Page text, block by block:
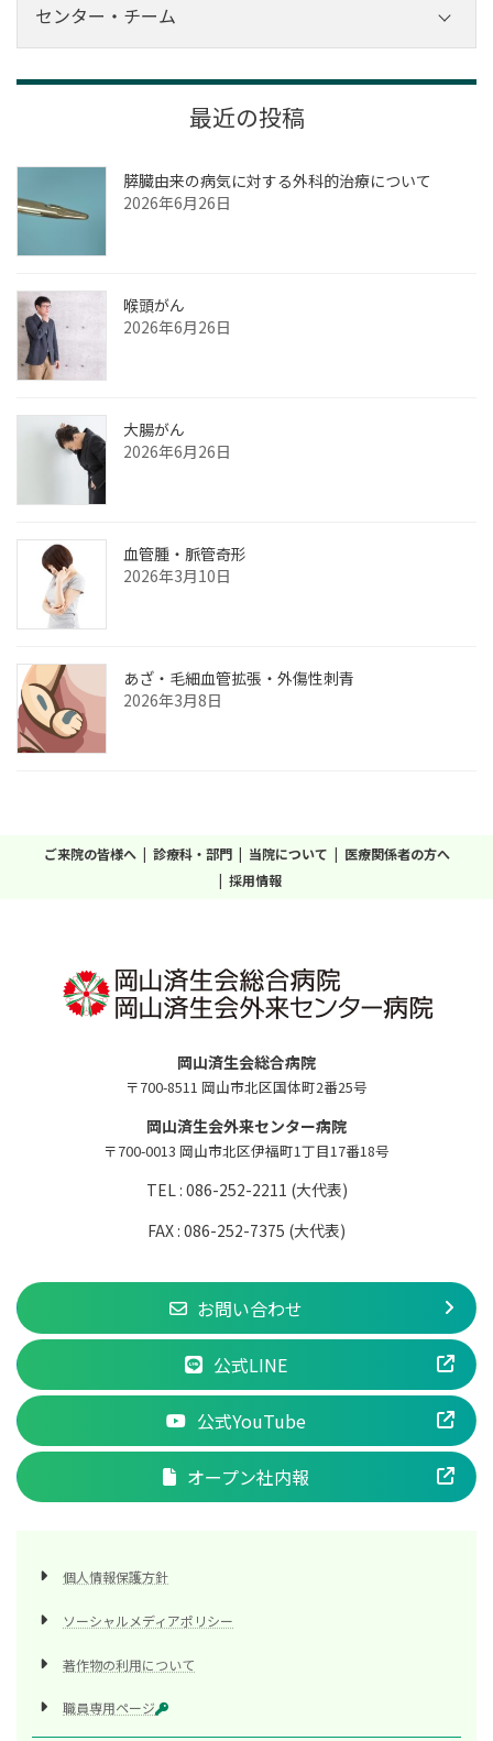
外科
その他診療科
センター・チーム
糖尿病センター
内視鏡センター
がん化学療法センター
放射線治療センター
呼吸器病センター
超音波センター
最近の投稿
膵臓由来の病気に対する外科的治療について
2026年6月26日
喉頭がん
2026年6月26日
大腸がん
2026年6月26日
血管腫・脈管奇形
2026年3月10日
あざ‧毛細血管拡張‧外傷性刺青
2026年3月8日
ご来院の皆様へ 診療科・部門 当院について
医療関係者の方へ
採用情報
岡山済生会総合病院
〒700-8511 岡山市北区国体町2番25号
岡山済生会外来センター病院
〒700-0013 岡山市北区伊福町1丁目17番18号
TEL : 086-252-2211 (大代表)
FAX : 086-252-7375 (大代表)
お問い合わせ
公式LINE
公式YouTube
オープン社内報
個人情報保護方針
ソーシャルメディアポリシー
著作物の利用について
職員専用ページ